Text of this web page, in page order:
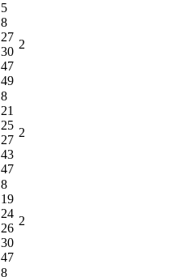
5
8
27
30
47
49
2
8
21
25
27
43
47
2
8
19
24
26
30
47
2
8